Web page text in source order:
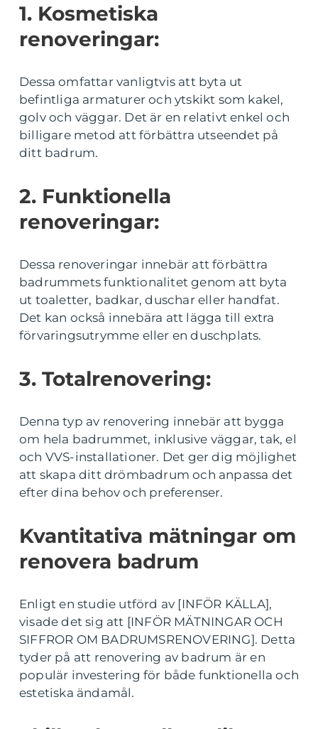
1. Kosmetiska
renoveringar:
Dessa omfattar vanligtvis att byta ut
befintliga armaturer och ytskikt som kakel,
golv och väggar. Det är en relativt enkel och
billigare metod att förbättra utseendet på
ditt badrum.
2. Funktionella
renoveringar:
Dessa renoveringar innebär att förbättra
badrummets funktionalitet genom att byta
ut toaletter, badkar, duschar eller handfat.
Det kan också innebära att lägga till extra
förvaringsutrymme eller en duschplats.
3. Totalrenovering:
Denna typ av renovering innebär att bygga
om hela badrummet, inklusive väggar, tak, el
och VVS-installationer. Det ger dig möjlighet
att skapa ditt drömbadrum och anpassa det
efter dina behov och preferenser.
Kvantitativa mätningar om
renovera badrum
Enligt en studie utförd av [INFÖR KÄLLA],
visade det sig att [INFÖR MÄTNINGAR OCH
SIFFROR OM BADRUMSRENOVERING]. Detta
tyder på att renovering av badrum är en
populär investering för både funktionella och
estetiska ändamål.